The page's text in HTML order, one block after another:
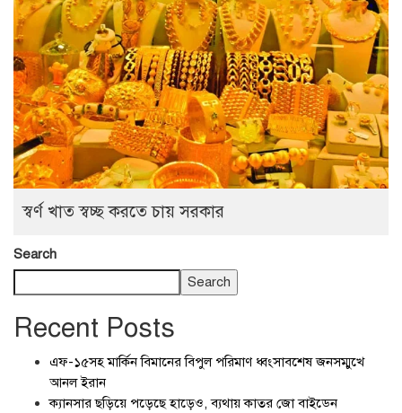
স্বর্ণ খাত স্বচ্ছ করতে চায় সরকার
Search
Search
Recent Posts
এফ-১৫সহ মার্কিন বিমানের বিপুল পরিমাণ ধ্বংসাবশেষ জনসম্মুখে
আনল ইরান
ক্যানসার ছড়িয়ে পড়েছে হাড়েও, ব্যথায় কাতর জো বাইডেন